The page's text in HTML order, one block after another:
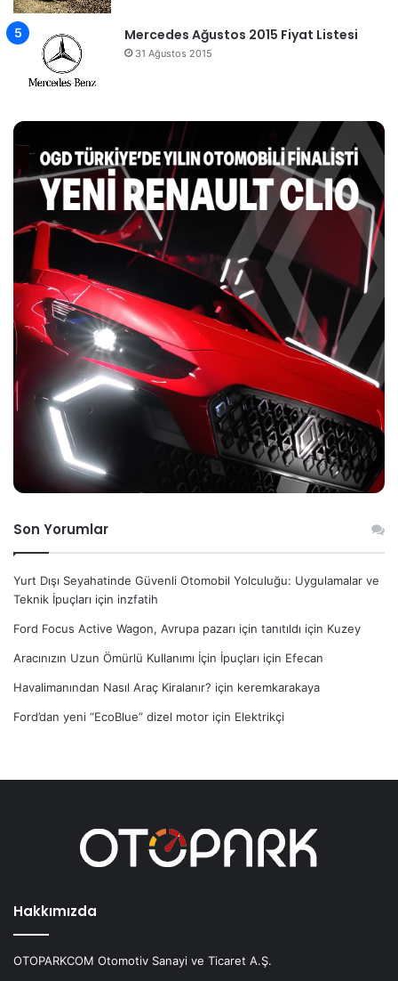
Mercedes Ağustos 2015 Fiyat Listesi
31 Ağustos 2015
Son Yorumlar
Yurt Dışı Seyahatinde Güvenli Otomobil Yolculuğu: Uygulamalar ve
Teknik İpuçları için inzfatih
Ford Focus Active Wagon, Avrupa pazarı için tanıtıldı için Kuzey
Aracınızın Uzun Ömürlü Kullanımı İçin İpuçları için Efecan
Havalimanından Nasıl Araç Kiralanır? için keremkarakaya
Ford’dan yeni “EcoBlue” dizel motor için Elektrikçi
Hakkımızda
OTOPARKCOM Otomotiv Sanayi ve Ticaret A.Ş.